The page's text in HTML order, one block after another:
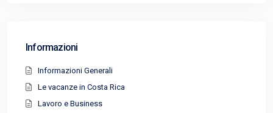
Informazioni
Informazioni Generali
Le vacanze in Costa Rica
Lavoro e Business